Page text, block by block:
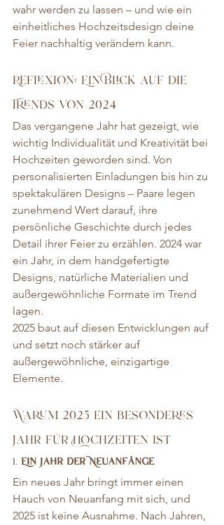
wahr werden zu lassen – und wie ein
einheitliches Hochzeitsdesign deine
Feier nachhaltig verändern kann.
Reflexion: Ein Blick auf die
Trends von 2024
Das vergangene Jahr hat gezeigt, wie
wichtig Individualität und Kreativität bei
Hochzeiten geworden sind. Von
personalisierten Einladungen bis hin zu
spektakulären Designs – Paare legen
zunehmend Wert darauf, ihre
persönliche Geschichte durch jedes
Detail ihrer Feier zu erzählen. 2024 war
ein Jahr, in dem handgefertigte
Designs, natürliche Materialien und
außergewöhnliche Formate im Trend
lagen.
2025 baut auf diesen Entwicklungen auf
und setzt noch stärker auf
außergewöhnliche, einzigartige
Elemente.
Warum 2025 ein besonderes
Jahr für Hochzeiten ist
1. Ein Jahr der Neuanfänge
Ein neues Jahr bringt immer einen
Hauch von Neuanfang mit sich, und
2025 ist keine Ausnahme. Nach Jahren,